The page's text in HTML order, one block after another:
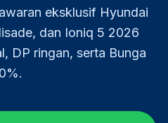
eksklusif Hyundai
dan Ioniq 5 2026
DP ringan, serta Bunga
0%.